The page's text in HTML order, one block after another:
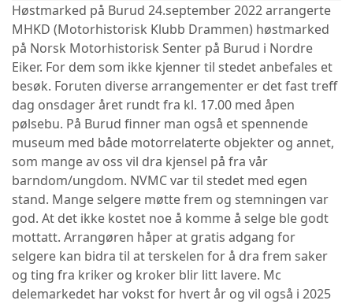
Høstmarked på Burud 24.september 2022 arrangerte
MHKD (Motorhistorisk Klubb Drammen) høstmarked
på Norsk Motorhistorisk Senter på Burud i Nordre
Eiker. For dem som ikke kjenner til stedet anbefales et
besøk. Foruten diverse arrangementer er det fast treff
dag onsdager året rundt fra kl. 17.00 med åpen
pølsebu. På Burud finner man også et spennende
museum med både motorrelaterte objekter og annet,
som mange av oss vil dra kjensel på fra vår
barndom/ungdom. NVMC var til stedet med egen
stand. Mange selgere møtte frem og stemningen var
god. At det ikke kostet noe å komme å selge ble godt
mottatt. Arrangøren håper at gratis adgang for
selgere kan bidra til at terskelen for å dra frem saker
og ting fra kriker og kroker blir litt lavere. Mc
delemarkedet har vokst for hvert år og vil også i 2025